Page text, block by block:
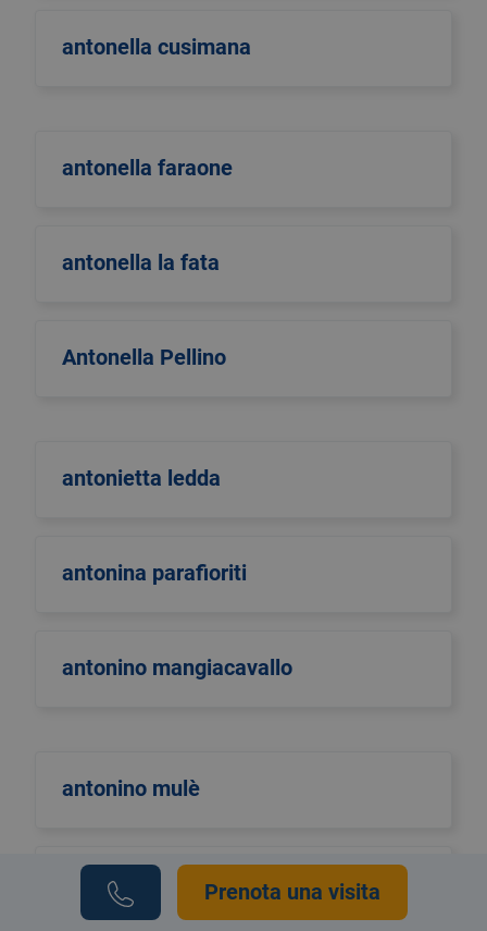
antonella cusimana
antonella faraone
antonella la fata
Antonella Pellino
antonietta ledda
antonina parafioriti
antonino mangiacavallo
antonino mulè
antonio di maggioPrenota una visita